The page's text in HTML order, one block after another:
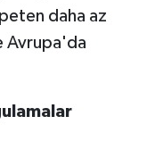
daha az
Avrupa'da